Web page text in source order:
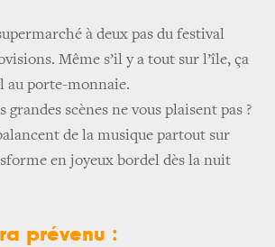
à deux pas du festival
Même s’il y a tout sur l’île, ça
au porte-monnaie.
grandes scènes ne vous plaisent pas ?
de la musique partout sur
en joyeux bordel dès la nuit
prévenu :